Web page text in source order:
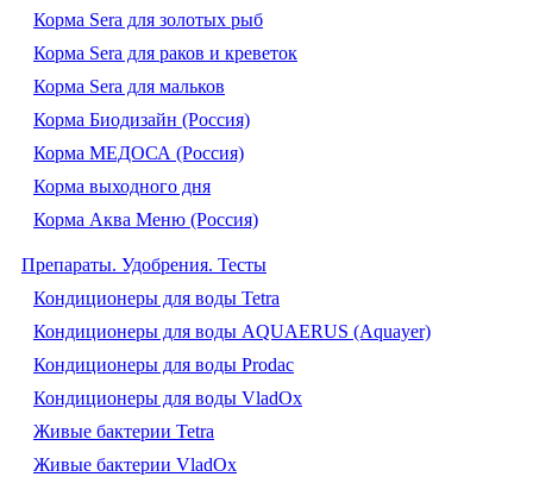
Корма Sera для золотых рыб
Корма Sera для раков и креветок
Корма Sera для мальков
Корма Биодизайн (Россия)
Корма МЕДОСА (Россия)
Корма выходного дня
Корма Аква Меню (Россия)
Препараты. Удобрения. Тесты
Кондиционеры для воды Tetra
Кондиционеры для воды AQUAERUS (Aquayer)
Кондиционеры для воды Prodac
Кондиционеры для воды VladOx
Живые бактерии Tetra
Живые бактерии VladOx